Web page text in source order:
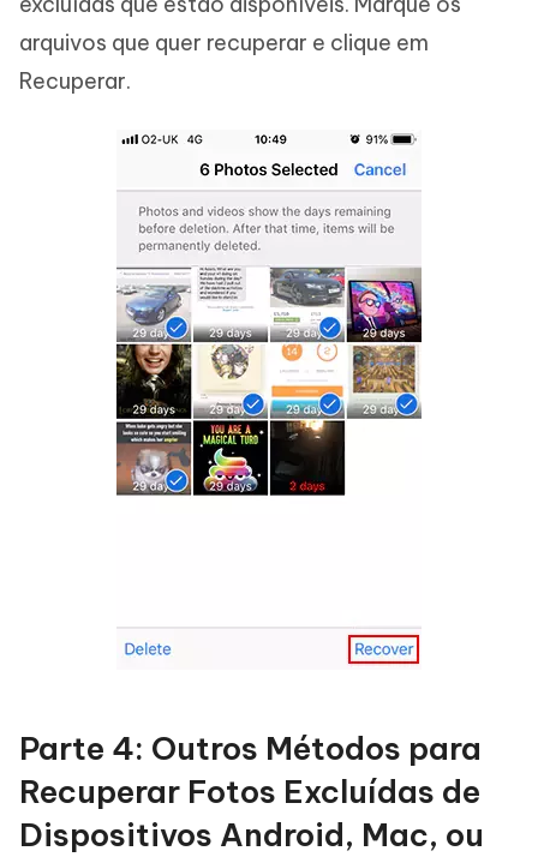
arquivos que quer recuperar e clique em
Recuperar.
Parte 4: Outros Métodos para
Recuperar Fotos Excluídas de
Dispositivos Android, Mac, ou